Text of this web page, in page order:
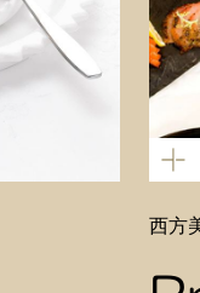
西方